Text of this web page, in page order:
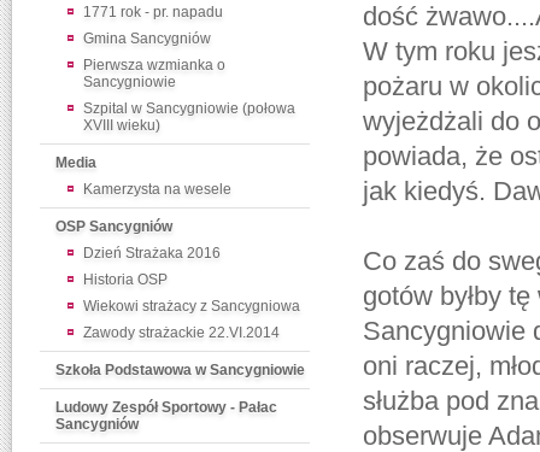
1771 rok - pr. napadu
Gmina Sancygniów
Pierwsza wzmianka o
Sancygniowie
Szpital w Sancygniowie (połowa
XVIII wieku)
Media
Kamerzysta na wesele
OSP Sancygniów
Dzień Strażaka 2016
Historia OSP
Wiekowi strażacy z Sancygniowa
Zawody strażackie 22.VI.2014
Szkoła Podstawowa w Sancygniowie
Ludowy Zespół Sportowy - Pałac
Sancygniów
dość
W tym roku
pożaru w
wyjeżdżali do
powiada, że
jak kiedyś.
Co zaś do
gotów byłby
Sancygniowie
oni raczej,
służba pod
obserwuje